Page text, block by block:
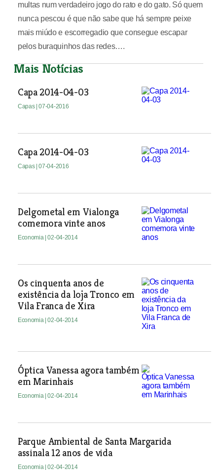
multas num verdadeiro jogo do rato e do gato. Só quem
nunca pescou é que não sabe que há sempre peixe
mais miúdo e escorregadio que consegue escapar
pelos buraquinhos das redes….
Mais Notícias
Capa 2014-04-03
Capas | 07-04-2016
Capa 2014-04-03
Capas | 07-04-2016
Delgometal em Vialonga
comemora vinte anos
Economia | 02-04-2014
Os cinquenta anos de
existência da loja Tronco em
Vila Franca de Xira
Economia | 02-04-2014
Óptica Vanessa agora também
em Marinhais
Economia | 02-04-2014
Parque Ambiental de Santa Margarida
assinala 12 anos de vida
Economia | 02-04-2014